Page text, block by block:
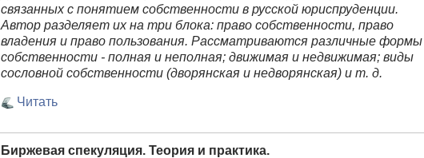
связанных с понятием собственности в русской юриспруденции.
Автор разделяет их на три блока: право собственности, право
владения и право пользования. Рассматриваются различные формы
собственности - полная и неполная; движимая и недвижимая; виды
сословной собственности (дворянская и недворянская) и т. д.
Читать
Биржевая спекуляция. Теория и практика.